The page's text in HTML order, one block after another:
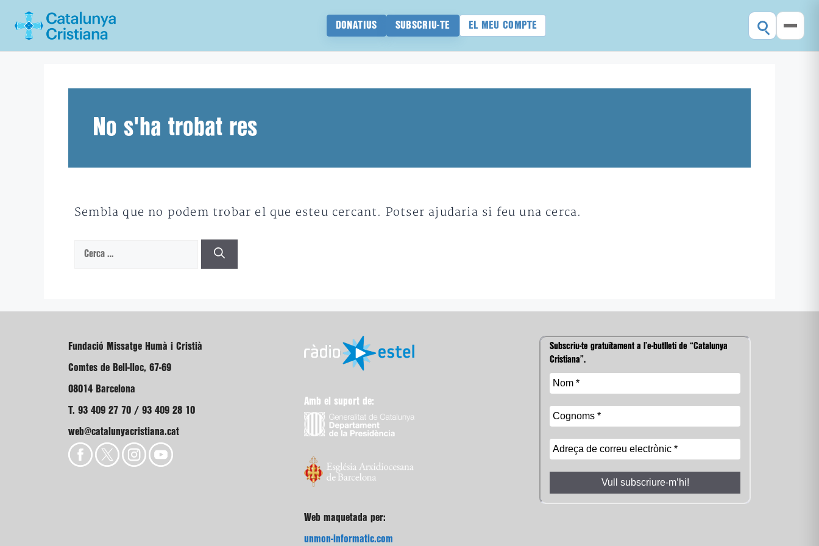
DONATIUS SUBSCRIU-TE EL MEU COMPTE
No s'ha trobat res
Sembla que no podem trobar el que esteu cercant. Potser ajudaria si feu una cerca.
Cerca:
Fundació Missatge Humà i Cristià
Comtes de Bell-lloc, 67-69
08014 Barcelona
T. 93 409 27 70 / 93 409 28 10
web@catalunyacristiana.cat
Amb el suport de:
Web maquetada per:
unmon-informatic.com
Subscriu-te gratuïtament a l’e-butlletí de “Catalunya
Cristiana”.